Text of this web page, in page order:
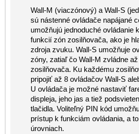
Wall-M (viaczónový) a Wall-S
sú nástenné ovládače napájané
umožňujú jednoduché ovládanie
funkcií zón zosilňovača, ako je
zdroja zvuku. Wall-S umožňuje
zóny, zatiaľ čo Wall-M zvládne
zosilňovača. Ku každému
pripojiť až 8 ovládačov Wall-S
U ovládača je možné nastaviť
displeja, jeho jas a tiež
tlačidla. Voliteľný PIN kód
prístup k funkciám ovládania, a
úrovniach.